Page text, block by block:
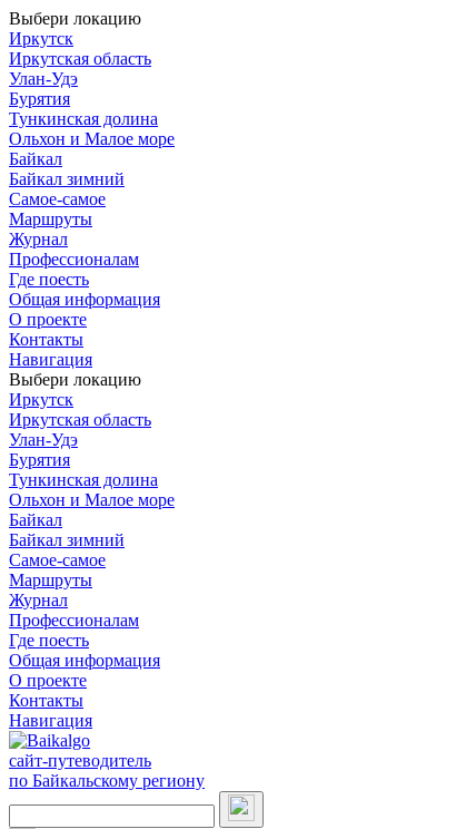
Выбери локацию
Иркутск
Иркутская область
Улан-Удэ
Бурятия
Тункинская долина
Ольхон и Малое море
Байкал
Байкал зимний
Самое-самое
Маршруты
Журнал
Профессионалам
Где поесть
Общая информация
О проекте
Контакты
Навигация
Выбери локацию
Иркутск
Иркутская область
Улан-Удэ
Бурятия
Тункинская долина
Ольхон и Малое море
Байкал
Байкал зимний
Самое-самое
Маршруты
Журнал
Профессионалам
Где поесть
Общая информация
О проекте
Контакты
Навигация
сайт-путеводитель
по Байкальскому региону